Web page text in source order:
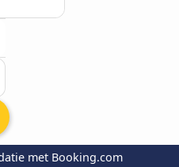
met Booking.com